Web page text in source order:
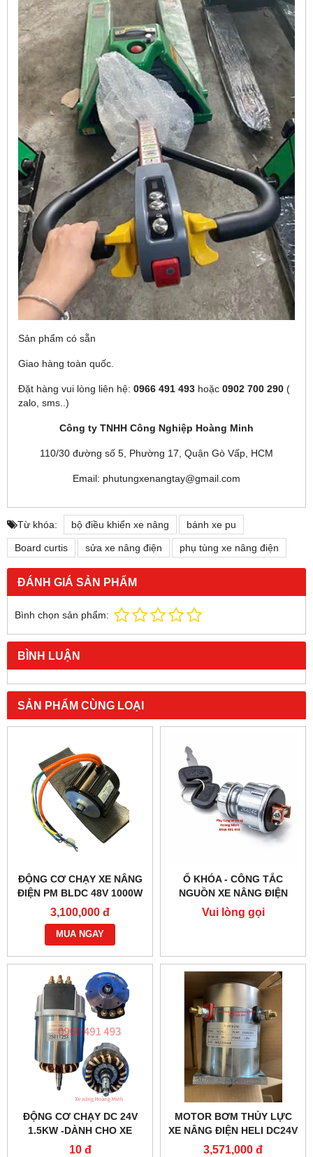
Sản phẩm có sẵn
Giao hàng toàn quốc.
Đặt hàng vui lòng liên hệ: 0966 491 493 hoặc 0902 700 290 (
zalo, sms..)
Công ty TNHH Công Nghiệp Hoàng Minh
110/30 đường số 5, Phường 17, Quận Gò Vấp, HCM
Email: phutungxenangtay@gmail.com
Từ khóa: bộ điều khiển xe nâng bánh xe pu
Board curtis sửa xe nâng điện phụ tùng xe nâng điện
ĐÁNH GIÁ SẢN PHẨM
Bình chọn sản phẩm:
BÌNH LUẬN
SẢN PHẨM CÙNG LOẠI
ĐỘNG CƠ CHẠY XE NÂNG
ĐIỆN PM BLDC 48V 1000W
– HIỆU SUẤT CAO
3,100,000 đ
MUA NGAY
Ổ KHÓA - CÔNG TẮC
NGUỒN XE NÂNG ĐIỆN
JK404C-1
Vui lòng gọi
ĐỘNG CƠ CHẠY DC 24V
1.5KW -DÀNH CHO XE
NÂNG ĐIỆN HELI CBD30-
10 đ
MOTOR BƠM THỦY LỰC
XE NÂNG ĐIỆN HELI DC24V
1.2KW- YC2412
3,571,000 đ